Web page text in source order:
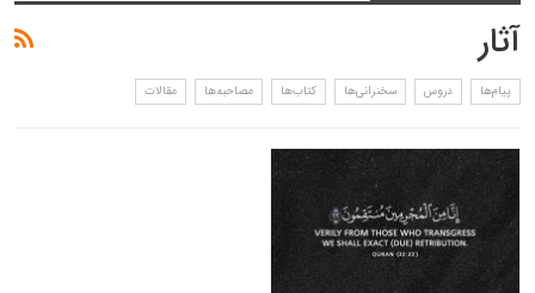
آثار
پیام‌ها دروس سخنرانی‌ها کتاب‌ها مصاحبه‌ها مقالات